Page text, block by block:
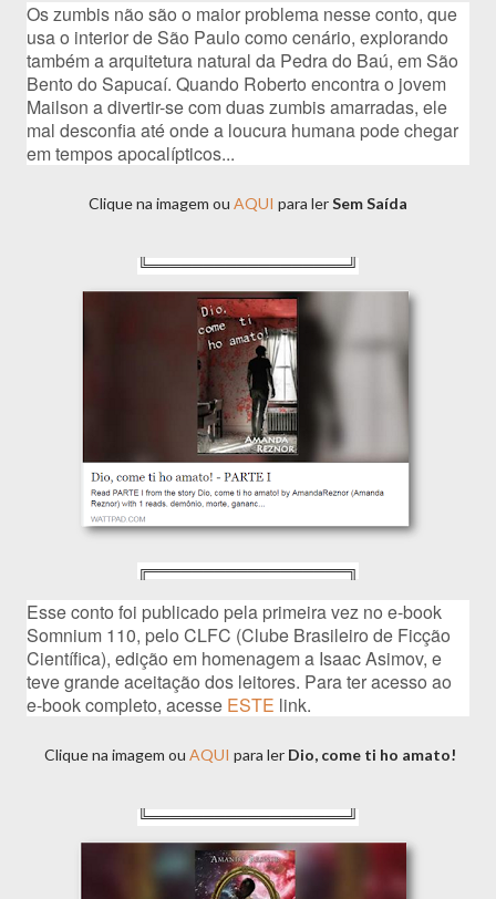
Os zumbis não são o maior problema nesse conto, que
usa o interior de São Paulo como cenário, explorando
também a arquitetura natural da Pedra do Baú, em São
Bento do Sapucaí. Quando Roberto encontra o jovem
Mailson a divertir-se com duas zumbis amarradas, ele
mal desconfia até onde a loucura humana pode chegar
em tempos apocalípticos...
Clique na imagem ou AQUI para lerSem Saída
╚══════════════════╝
╔══════════════════╗
Esse conto foi publicado pela primeira vez no e-book
Somnium 110, pelo CLFC (Clube Brasileiro de Ficção
Científica), edição em homenagem a Isaac Asimov, e
teve grande aceitação dos leitores. Para ter acesso ao
e-book completo, acesse ESTE link.
Clique na imagem ou AQUI para ler Dio, come ti ho amato!
╚══════════════════╝